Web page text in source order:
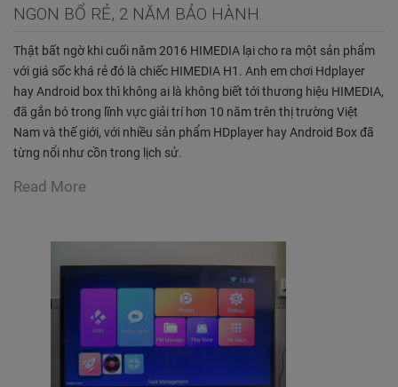
NGON BỔ RẺ, 2 NĂM BẢO HÀNH.
Thật bất ngờ khi cuối năm 2016 HIMEDIA lại cho ra một sản phẩm
với giá sốc khá rẻ đó là chiếc HIMEDIA H1. Anh em chơi Hdplayer
hay Android box thì không ai là không biết tới thương hiệu HIMEDIA,
đã gắn bó trong lĩnh vực giải trí hơn 10 năm trên thị trường Việt
Nam và thế giới, với nhiều sản phẩm HDplayer hay Android Box đã
từng nổi như cồn trong lịch sử.
Read More